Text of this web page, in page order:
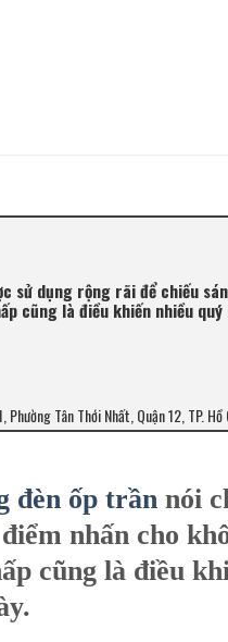
sử dụng rộng rãi để chiếu
cũng là điều khiến nhiều
Tân Thới Nhất, Quận 12, TP. Hồ
đèn ốp trần nói
nhấn cho
cũng là điều